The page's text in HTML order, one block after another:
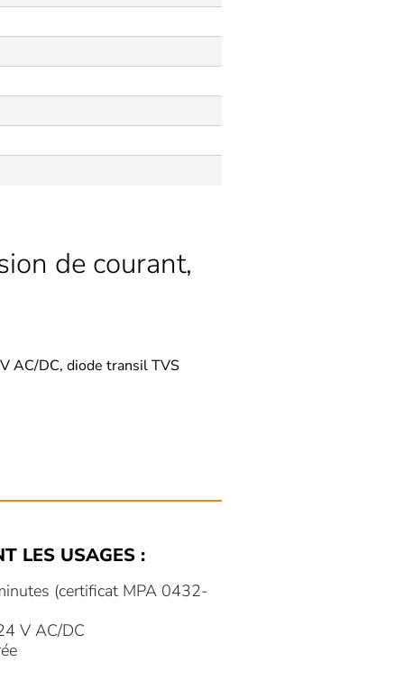
de courant,
AC/DC, diode transil TVS
LES USAGES :
(certificat MPA 0432-
V AC/DC